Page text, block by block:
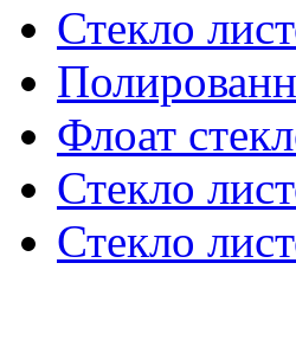
Стекло
Флоат
Стекло
Стекло